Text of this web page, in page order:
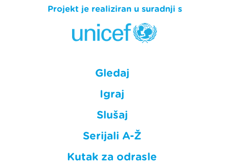
Projekt je realiziran u suradnji s
Gledaj
Igraj
Slušaj
Serijali A-Ž
Kutak za odrasle